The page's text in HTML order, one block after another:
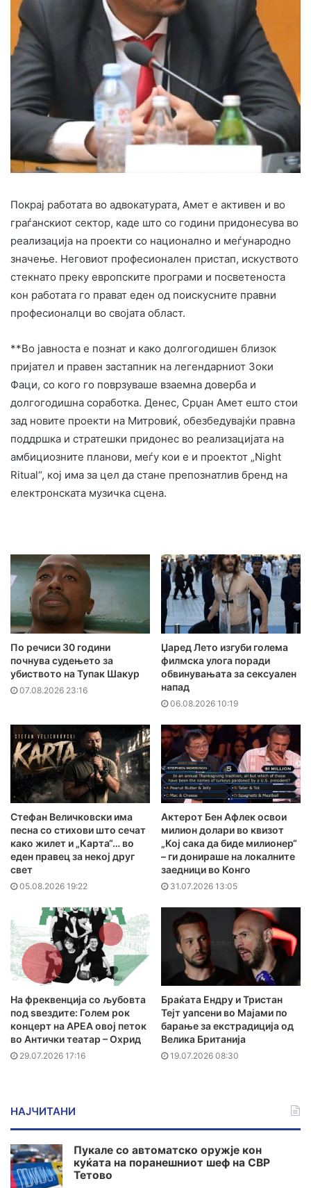
Покрај работата во адвокатурата, Амет е активен и во
граѓанскиот сектор, каде што со години придонесува во
реализација на проекти со национално и меѓународно
значење. Неговиот професионален пристап, искуството
стекнато преку европските програми и посветеноста
кон работата го прават еден од поискусните правни
професионалци во својата област.
**Во јавноста е познат и како долгогодишен близок
пријател и правен застапник на легендарниот Зоки
Фаци, со кого го поврзуваше взаемна доверба и
долгогодишна соработка. Денес, Срџан Амет ешто стои
зад новите проекти на Митровиќ, обезбедувајќи правна
поддршка и стратешки придонес во реализацијата на
амбициозните планови, меѓу кои е и проектот „Night
Ritual“, кој има за цел да стане препознатлив бренд на
електронската музичка сцена.
По речиси 30 години
почнува судењето за
убиството на Тупак Шакур
07.08.2026 23:16
Џаред Лето изгуби голема
филмска улога поради
обвинувањата за сексуален
напад
06.08.2026 10:19
Стефан Величковски има
песна со стихови што сечат
како жилет и „Карта“… во
еден правец за некој друг
свет
05.08.2026 19:22
Актерот Бен Афлек освои
милион долари во квизот
„Кој сака да биде милионер“
– ги донираше на локалните
заедници во Конго
31.07.2026 13:05
На фреквенција со љубовта
под ѕвездите: Голем рок
концерт на АРЕА овој петок
во Антички театар – Охрид
29.07.2026 17:16
Браќата Ендру и Тристан
Тејт уапсени во Мајами по
барање за екстрадиција од
Велика Британија
19.07.2026 08:30
НАЈЧИТАНИ
Пукале со автоматско оружје кон
куќата на поранешниот шеф на СВР
Тетово